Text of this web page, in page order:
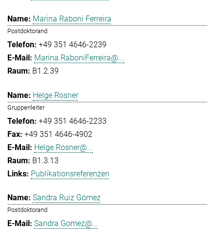
Marina Raboni Ferreira
Postdoktorand
+49 351 4646-2239
Marina.RaboniFerreira@...
B1.2.39
Helge Rosner
Gruppenleiter
+49 351 4646-2233
+49 351 4646-4902
Helge.Rosner@...
B1.3.13
Publikationsreferenzen
Sandra Ruiz Gómez
Postdoktorand
Sandra.Gomez@...